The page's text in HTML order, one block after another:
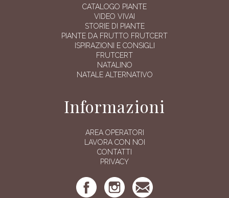
CATALOGO PIANTE
VIDEO VIVAI
STORIE DI PIANTE
PIANTE DA FRUTTO FRUTCERT
ISPIRAZIONI E CONSIGLI
FRUTCERT
NATALINO
NATALE ALTERNATIVO
Informazioni
AREA OPERATORI
LAVORA CON NOI
CONTATTI
PRIVACY